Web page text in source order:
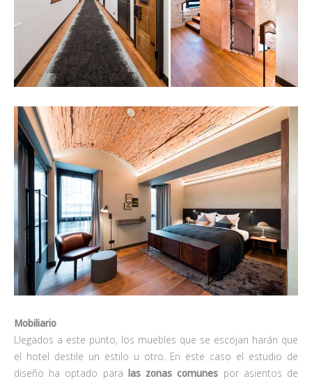
Mobiliario
Llegados a este punto, los muebles que se escojan harán que
el hotel destile un estilo u otro. En este caso el estudio de
diseño ha optado para las zonas comunes por asientos de